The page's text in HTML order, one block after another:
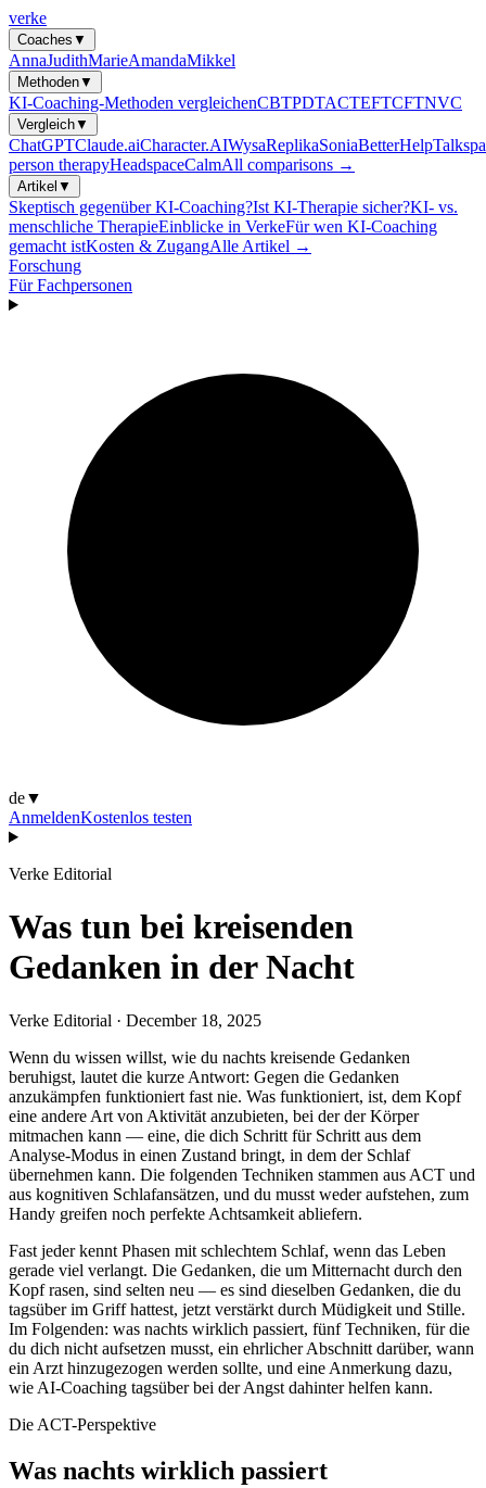
verke
Coaches ▼
AnnaJudithMarieAmandaMikkel
Methoden▼
KI-Coaching-Methoden vergleichenCBTPDTACTEFTCFTNVC
Vergleich▼
ChatGPTClaude.aiCharacter.AIWysaReplikaSoniaBetterHelp
person therapyHeadspaceCalmAll comparisons →
Artikel ▼
Skeptisch gegenüber KI-Coaching?Ist KI-Therapie sicher?KI- vs.
menschliche TherapieEinblicke in VerkeFür wen KI-Coaching
gemacht istKosten & ZugangAlle Artikel →
Forschung
Für Fachpersonen
de▼
AnmeldenKostenlos testen
Verke Editorial
Was tun bei kreisenden
Gedanken in der Nacht
Verke Editorial · December 18, 2025
Wenn du wissen willst, wie du nachts kreisende Gedanken
beruhigst, lautet die kurze Antwort: Gegen die Gedanken
anzukämpfen funktioniert fast nie. Was funktioniert, ist, dem Kopf
eine andere Art von Aktivität anzubieten, bei der der Körper
mitmachen kann — eine, die dich Schritt für Schritt aus dem
Analyse-Modus in einen Zustand bringt, in dem der Schlaf
übernehmen kann. Die folgenden Techniken stammen aus ACT und
aus kognitiven Schlafansätzen, und du musst weder aufstehen, zum
Handy greifen noch perfekte Achtsamkeit abliefern.
Fast jeder kennt Phasen mit schlechtem Schlaf, wenn das Leben
gerade viel verlangt. Die Gedanken, die um Mitternacht durch den
Kopf rasen, sind selten neu — es sind dieselben Gedanken, die du
tagsüber im Griff hattest, jetzt verstärkt durch Müdigkeit und Stille.
Im Folgenden: was nachts wirklich passiert, fünf Techniken, für die
du dich nicht aufsetzen musst, ein ehrlicher Abschnitt darüber, wann
ein Arzt hinzugezogen werden sollte, und eine Anmerkung dazu,
wie AI-Coaching tagsüber bei der Angst dahinter helfen kann.
Die ACT-Perspektive
Was nachts wirklich passiert